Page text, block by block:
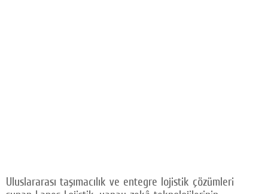
Uluslararası taşımacılık ve entegre lojistik çözümleri